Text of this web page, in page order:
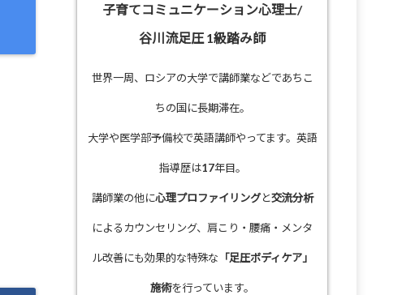
子育てコミュニケーション心理士/
谷川流足圧 1級踏み師
世界一周、ロシアの大学で講師業などであちこ
ちの国に長期滞在。
大学や医学部予備校で英語講師やってます。英語
指導歴は17年目。
講師業の他に心理プロファイリングと交流分析
によるカウンセリング、肩こり・腰痛・メンタ
ル改善にも効果的な特殊な 「足圧ボディケア」
施術を行っています。